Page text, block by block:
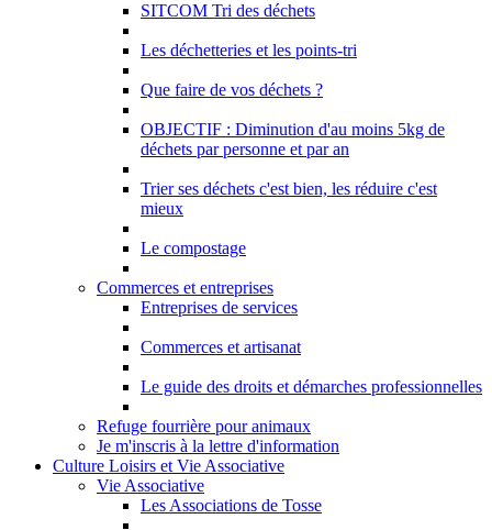
SITCOM Tri des déchets
Les déchetteries et les points-tri
Que faire de vos déchets ?
OBJECTIF : Diminution d'au moins 5kg de
déchets par personne et par an
Trier ses déchets c'est bien, les réduire c'est
mieux
Le compostage
Commerces et entreprises
Entreprises de services
Commerces et artisanat
Le guide des droits et démarches professionnelles
Refuge fourrière pour animaux
Je m'inscris à la lettre d'information
Culture Loisirs et Vie Associative
Vie Associative
Les Associations de Tosse